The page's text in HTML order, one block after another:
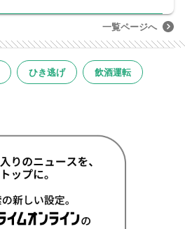
一覧ページへ
ひき逃げ 飲酒運転